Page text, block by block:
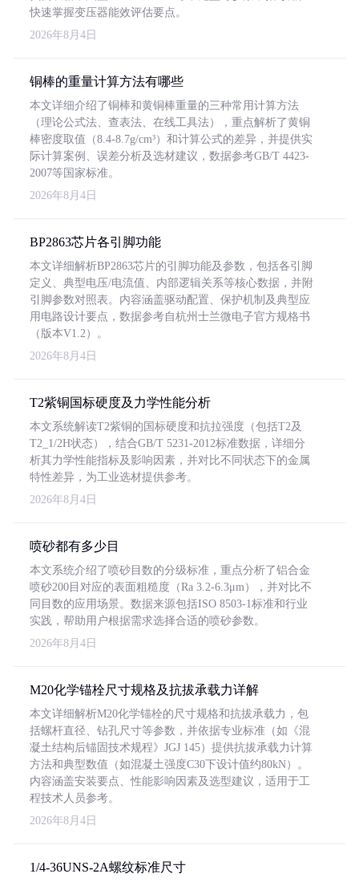
快速掌握变压器能效评估要点。
2026年8月4日
铜棒的重量计算方法有哪些
本文详细介绍了铜棒和黄铜棒重量的三种常用计算方法
（理论公式法、查表法、在线工具法），重点解析了黄铜
棒密度取值（8.4-8.7g/cm³）和计算公式的差异，并提供实
际计算案例、误差分析及选材建议，数据参考GB/T 4423-
2007等国家标准。
2026年8月4日
BP2863芯片各引脚功能
本文详细解析BP2863芯片的引脚功能及参数，包括各引脚
定义、典型电压/电流值、内部逻辑关系等核心数据，并附
引脚参数对照表。内容涵盖驱动配置、保护机制及典型应
用电路设计要点，数据参考自杭州士兰微电子官方规格书
（版本V1.2）。
2026年8月4日
T2紫铜国标硬度及力学性能分析
本文系统解读T2紫铜的国标硬度和抗拉强度（包括T2及
T2_1/2H状态），结合GB/T 5231-2012标准数据，详细分
析其力学性能指标及影响因素，并对比不同状态下的金属
特性差异，为工业选材提供参考。
2026年8月4日
喷砂都有多少目
本文系统介绍了喷砂目数的分级标准，重点分析了铝合金
喷砂200目对应的表面粗糙度（Ra 3.2-6.3μm），并对比不
同目数的应用场景。数据来源包括ISO 8503-1标准和行业
实践，帮助用户根据需求选择合适的喷砂参数。
2026年8月4日
M20化学锚栓尺寸规格及抗拔承载力详解
本文详细解析M20化学锚栓的尺寸规格和抗拔承载力，包
括螺杆直径、钻孔尺寸等参数，并依据专业标准（如《混
凝土结构后锚固技术规程》JGJ 145）提供抗拔承载力计算
方法和典型数值（如混凝土强度C30下设计值约80kN）。
内容涵盖安装要点、性能影响因素及选型建议，适用于工
程技术人员参考。
2026年8月4日
1/4-36UNS-2A螺纹标准尺寸